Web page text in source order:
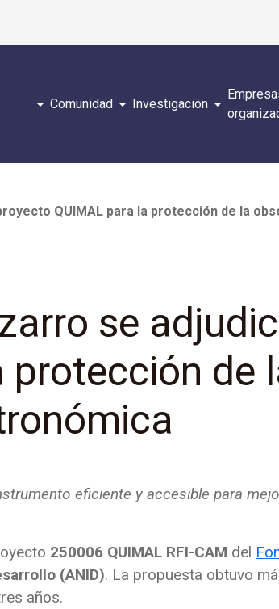
arrow_drop_down Comunidadarrow_drop_down Investigaciónarrow_drop_down
QUIMAL para la protección de la
se
protección de
eficiente y accesible para
250006 QUIMAL RFI-CAM del
(ANID). La propuesta obtuvo
años.